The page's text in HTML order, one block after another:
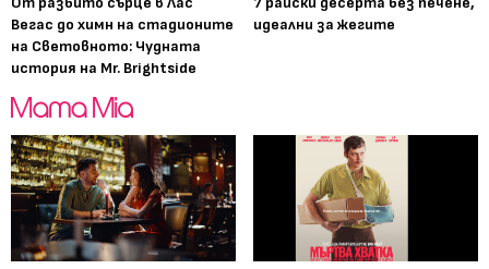
Вегас до химн на стадионите
на Световното: Чудната
история на Mr. Brightside
идеални за жегите